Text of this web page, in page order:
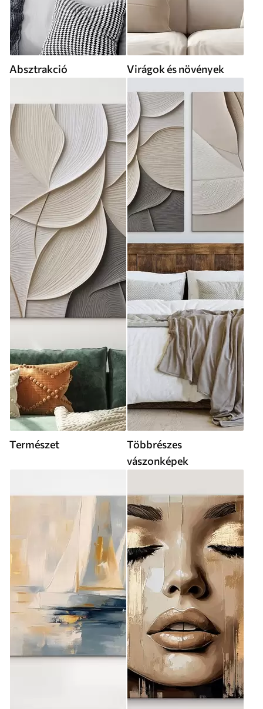
Absztrakció Virágok és növények
Természet
Többrészes
vászonképek